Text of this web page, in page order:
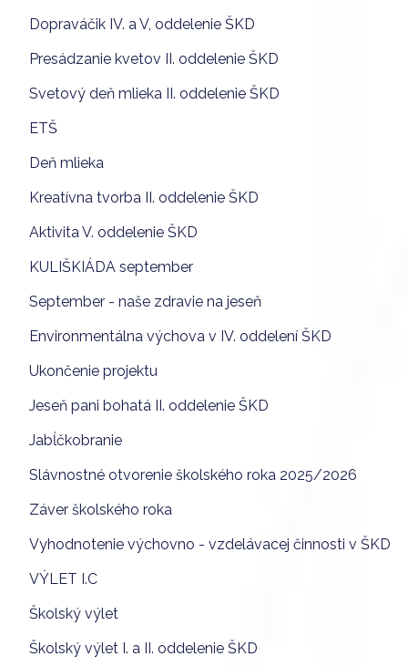
Dopraváčik IV. a V, oddelenie ŠKD
Presádzanie kvetov II. oddelenie ŠKD
Svetový deň mlieka II. oddelenie ŠKD
ETŠ
Deň mlieka
Kreatívna tvorba II. oddelenie ŠKD
Aktivita V. oddelenie ŠKD
KULIŠKIÁDA september
September - naše zdravie na jeseň
Environmentálna výchova v IV. oddelení ŠKD
Ukončenie projektu
Jeseň pani bohatá II. oddelenie ŠKD
Jabĺčkobranie
Slávnostné otvorenie školského roka 2025/2026
Záver školského roka
Vyhodnotenie výchovno - vzdelávacej činnosti v ŠKD
VÝLET I.C
Školský výlet
Školský výlet I. a II. oddelenie ŠKD